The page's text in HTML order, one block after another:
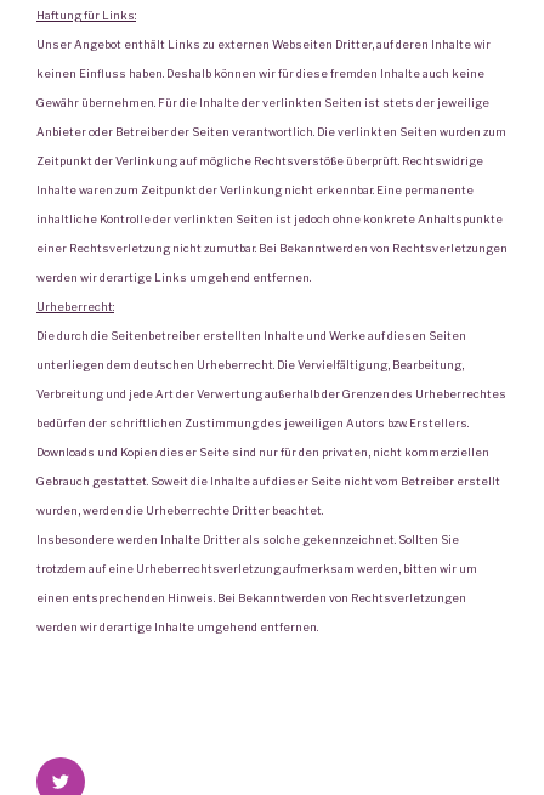
Haftung für Links:
Unser Angebot enthält Links zu externen Webseiten Dritter, auf deren Inhalte wir
keinen Einfluss haben. Deshalb können wir für diese fremden Inhalte auch keine
Gewähr übernehmen. Für die Inhalte der verlinkten Seiten ist stets der jeweilige
Anbieter oder Betreiber der Seiten verantwortlich. Die verlinkten Seiten wurden zum
Zeitpunkt der Verlinkung auf mögliche Rechtsverstöße überprüft. Rechtswidrige
Inhalte waren zum Zeitpunkt der Verlinkung nicht erkennbar. Eine permanente
inhaltliche Kontrolle der verlinkten Seiten ist jedoch ohne konkrete Anhaltspunkte
einer Rechtsverletzung nicht zumutbar. Bei Bekanntwerden von Rechtsverletzungen
werden wir derartige Links umgehend entfernen.
Urheberrecht:
Die durch die Seitenbetreiber erstellten Inhalte und Werke auf diesen Seiten
unterliegen dem deutschen Urheberrecht. Die Vervielfältigung, Bearbeitung,
Verbreitung und jede Art der Verwertung außerhalb der Grenzen des Urheberrechtes
bedürfen der schriftlichen Zustimmung des jeweiligen Autors bzw. Erstellers.
Downloads und Kopien dieser Seite sind nur für den privaten, nicht kommerziellen
Gebrauch gestattet. Soweit die Inhalte auf dieser Seite nicht vom Betreiber erstellt
wurden, werden die Urheberrechte Dritter beachtet.
Insbesondere werden Inhalte Dritter als solche gekennzeichnet. Sollten Sie
trotzdem auf eine Urheberrechtsverletzung aufmerksam werden, bitten wir um
einen entsprechenden Hinweis. Bei Bekanntwerden von Rechtsverletzungen
werden wir derartige Inhalte umgehend entfernen.
Twitter